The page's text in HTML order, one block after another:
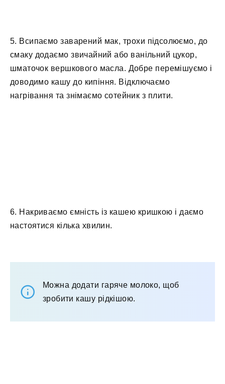
5. Всипаємо заварений мак, трохи підсолюємо, до
смаку додаємо звичайний або ванільний цукор,
шматочок вершкового масла. Добре перемішуємо і
доводимо кашу до кипіння. Відключаємо
нагрівання та знімаємо сотейник з плити.
6. Накриваємо ємність із кашею кришкою і даємо
настоятися кілька хвилин.
Можна додати гаряче молоко, щоб
зробити кашу рідкішою.